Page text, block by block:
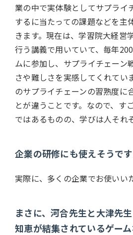
業の中で実体験としてサプライ
するに当たっての課題などを主
きます。現在は、学習院大経営
行う講義で用いていて、毎年
ムに参加し、サプライチェーン
さや難しさを実感してくれてい
のサプライチェーンの習熟度に
とが違うことです。なので、す
ではあるものの、学びは人それ
企業の研修にも使えそうです
実際に、多くの企業でお使いい
まさに、河合先生と大津先
知恵が結集されているゲーム